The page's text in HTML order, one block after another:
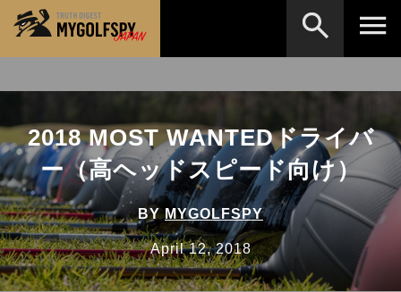
2018 MOST WANTEDドライバ
ー（高ヘッドスピード向け）
BYMYGOLFSPY
April 12, 2018
MOST WANTED テストランキング
NEW RELEASES 新製品情報
HOW TO ゴルフ上達・実践テクニック
LAB テスト・データ検証
Golf News ゴルフニュース
REVIEWS 製品レビュー
※メーカー名やクラブ名など、検索したい事柄を入
力してください。
検索